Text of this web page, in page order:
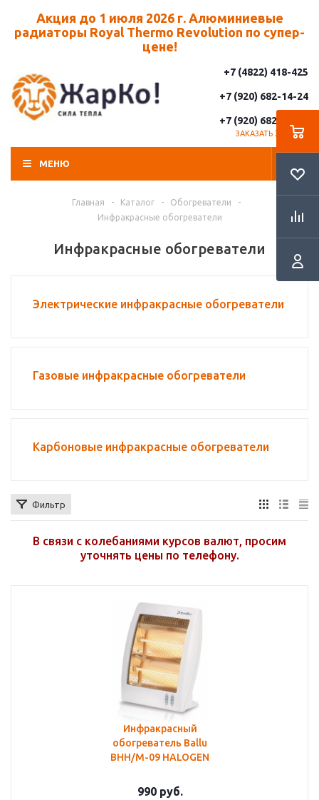
Акция до 1 июля 2026 г. Алюминиевые
радиаторы Royal Thermo Revolution по супер-
цене!
+7 (4822) 418-425
+7 (920) 682-14-24
+7 (920) 682-14-25
ЗАКАЗАТЬ ЗВОНОК
МЕНЮ
Главная - Каталог - Обогреватели
-
Инфракрасные обогреватели
Инфракрасные обогреватели
Электрические инфракрасные обогреватели
Газовые инфракрасные обогреватели
Карбоновые инфракрасные обогреватели
Фильтр
В связи с колебаниями курсов валют, просим
уточнять цены по телефону.
Инфракрасный
обогреватель Ballu
BHH/M-09 HALOGEN
990руб.